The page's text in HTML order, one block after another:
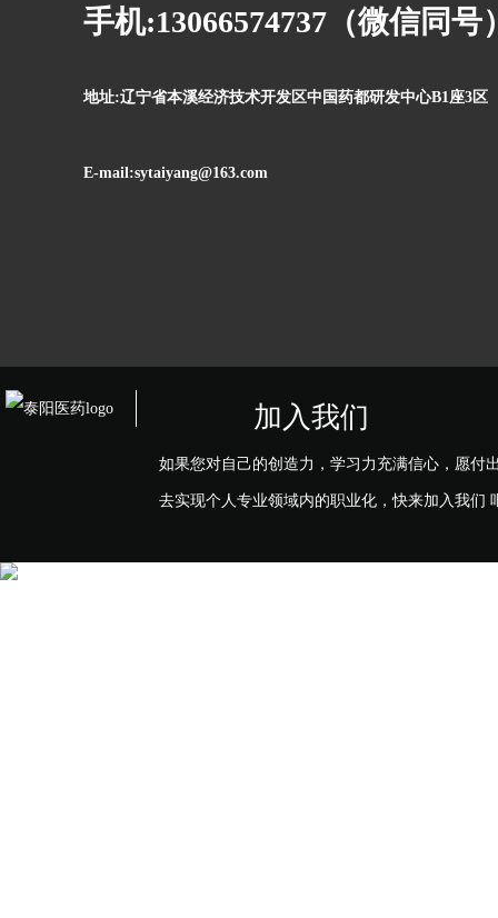
手机:13066574737（微信同号
地址:辽宁省本溪经济技术开发区中国药都研发中心B1座3区
E-mail:sytaiyang@163.com
加入我们
如果您对自己的创造力，学习力充满信心，愿付
去实现个人专业领域内的职业化，快来加入我们